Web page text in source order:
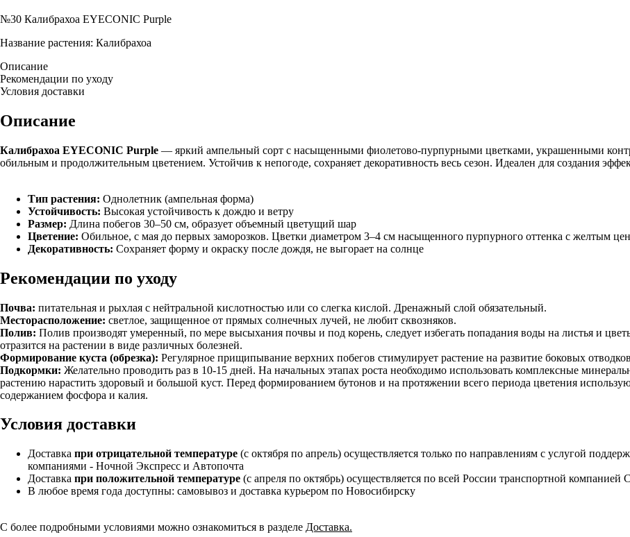
№30 Калибрахоа EYECONIC Purple
Название растения: Калибрахоа
Описание
Рекомендации по уходу
Условия доставки
Описание
Калибрахоа EYECONIC Purple — яркий ампельный сорт с насыщенными фиолетово-пурпурными цветками, украшенными
обильным и продолжительным цветением. Устойчив к непогоде, сохраняет декоративность весь сезон. Идеален для создания
Тип растения: Однолетник (ампельная форма)
Устойчивость: Высокая устойчивость к дождю и ветру
Размер: Длина побегов 30–50 см, образует объемный цветущий шар
Цветение: Обильное, с мая до первых заморозков. Цветки диаметром 3–4 см насыщенного пурпурного оттенка с желтым
Декоративность: Сохраняет форму и окраску после дождя, не выгорает на солнце
Рекомендации по уходу
Почва: питательная и рыхлая с нейтральной кислотностью или со слегка кислой. Дренажный слой обязательный.
Месторасположение: светлое, защищенное от прямых солнечных лучей, не любит сквозняков.
Полив: Полив производят умеренный, по мере высыхания почвы и под корень, следует избегать попадания воды на листья и
отразится на растении в виде различных болезней.
Формирование куста (обрезка): Регулярное прищипывание верхних побегов стимулирует растение на развитие боковых
Подкормки: Желательно проводить раз в 10-15 дней. На начальных этапах роста необходимо использовать комплексные
растению нарастить здоровый и большой куст. Перед формированием бутонов и на протяжении всего периода цветения
содержанием фосфора и калия.
Условия доставки
Доставка при отрицательной температуре (с октября по апрель) осуществляется только по направлениям с услугой
компаниями - Ночной Экспресс и Автопочта
Доставка при положительной температуре (с апреля по октябрь) осуществляется по всей России транспортной
В любое время года доступны: самовывоз и доставка курьером по Новосибирску
С более подробными условиями можно ознакомиться в разделе Доставка.